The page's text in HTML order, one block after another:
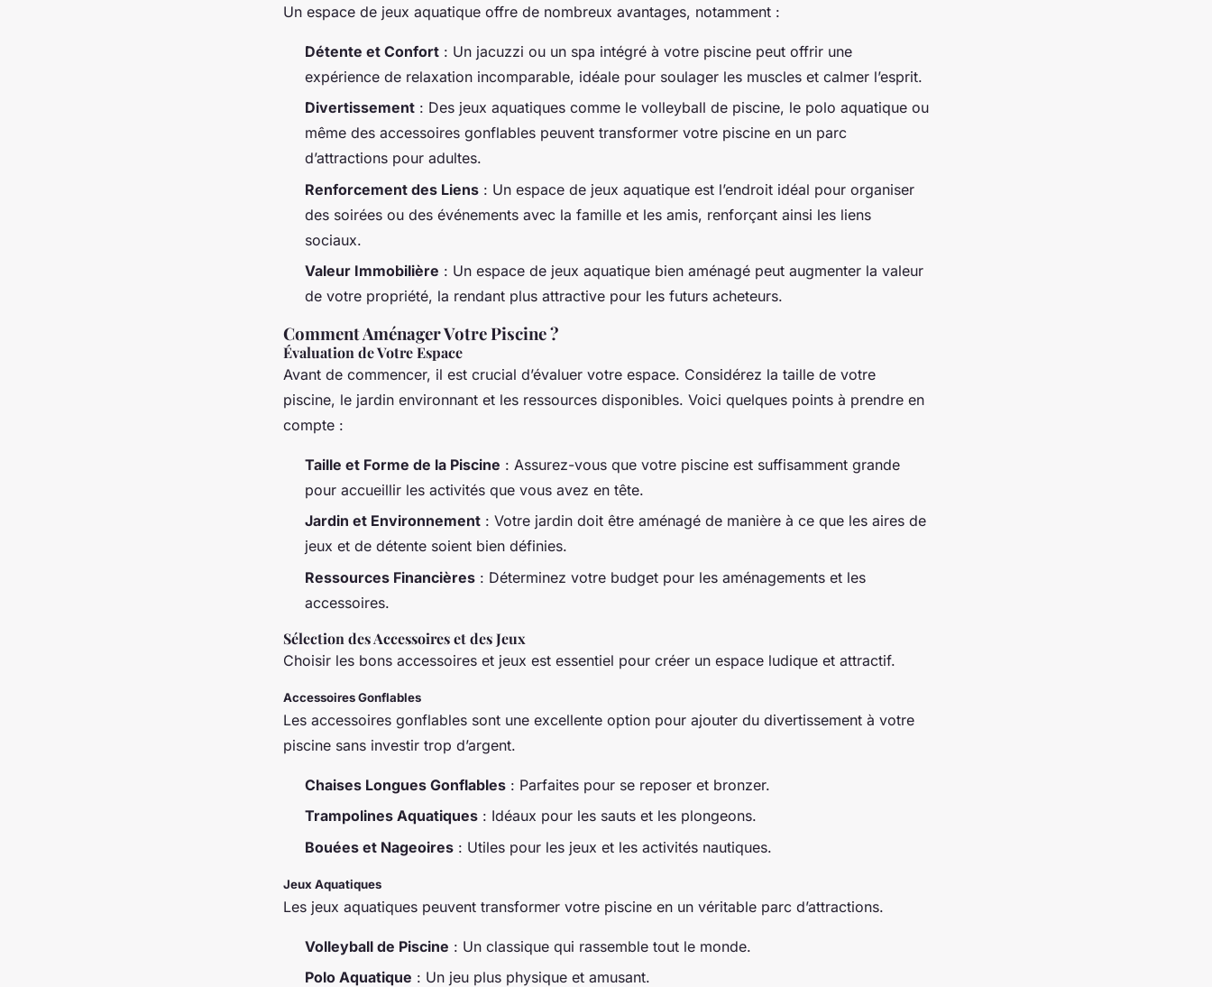
Un espace de jeux aquatique offre de nombreux avantages, notamment :
Détente et Confort : Un jacuzzi ou un spa intégré à votre piscine peut offrir une
expérience de relaxation incomparable, idéale pour soulager les muscles et calmer l’esprit.
Divertissement : Des jeux aquatiques comme le volleyball de piscine, le polo aquatique ou
même des accessoires gonflables peuvent transformer votre piscine en un parc
d’attractions pour adultes.
Renforcement des Liens : Un espace de jeux aquatique est l’endroit idéal pour organiser
des soirées ou des événements avec la famille et les amis, renforçant ainsi les liens
sociaux.
Valeur Immobilière : Un espace de jeux aquatique bien aménagé peut augmenter la valeur
de votre propriété, la rendant plus attractive pour les futurs acheteurs.
Comment Aménager Votre Piscine ?
Évaluation de Votre Espace
Avant de commencer, il est crucial d’évaluer votre espace. Considérez la taille de votre
piscine, le jardin environnant et les ressources disponibles. Voici quelques points à prendre en
compte :
Taille et Forme de la Piscine : Assurez-vous que votre piscine est suffisamment grande
pour accueillir les activités que vous avez en tête.
Jardin et Environnement : Votre jardin doit être aménagé de manière à ce que les aires de
jeux et de détente soient bien définies.
Ressources Financières : Déterminez votre budget pour les aménagements et les
accessoires.
Sélection des Accessoires et des Jeux
Choisir les bons accessoires et jeux est essentiel pour créer un espace ludique et attractif.
Accessoires Gonflables
Les accessoires gonflables sont une excellente option pour ajouter du divertissement à votre
piscine sans investir trop d’argent.
Chaises Longues Gonflables : Parfaites pour se reposer et bronzer.
Trampolines Aquatiques : Idéaux pour les sauts et les plongeons.
Bouées et Nageoires : Utiles pour les jeux et les activités nautiques.
Jeux Aquatiques
Les jeux aquatiques peuvent transformer votre piscine en un véritable parc d’attractions.
Volleyball de Piscine : Un classique qui rassemble tout le monde.
Polo Aquatique : Un jeu plus physique et amusant.